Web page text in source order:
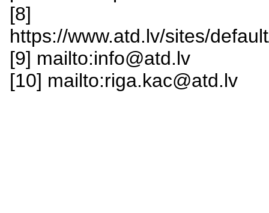
[8]
https://www.atd.lv/sites/
[9] mailto:info@atd.lv
[10] mailto:riga.kac@atd.lv